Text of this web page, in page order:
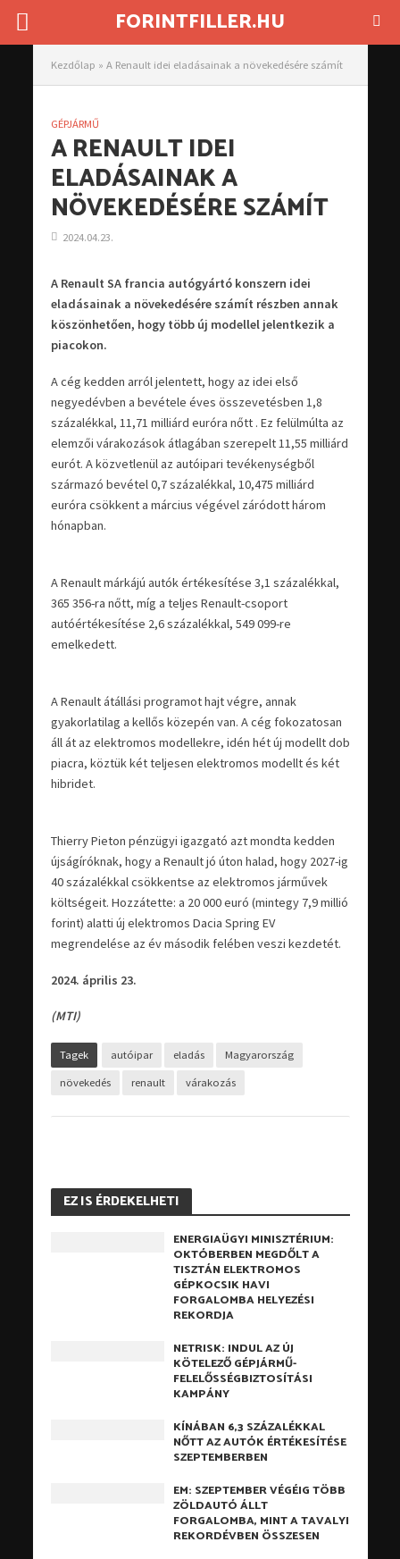
FORINTFILLER.HU
Kezdőlap » A Renault idei eladásainak a növekedésére számít
GÉPJÁRMŰ
A RENAULT IDEI
ELADÁSAINAK A
NÖVEKEDÉSÉRE SZÁMÍT
2024.04.23.
A Renault SA francia autógyártó konszern idei
eladásainak a növekedésére számít részben annak
köszönhetően, hogy több új modellel jelentkezik a
piacokon.
A cég kedden arról jelentett, hogy az idei első
negyedévben a bevétele éves összevetésben 1,8
százalékkal, 11,71 milliárd euróra nőtt . Ez felülmúlta az
elemzői várakozások átlagában szerepelt 11,55 milliárd
eurót. A közvetlenül az autóipari tevékenységből
származó bevétel 0,7 százalékkal, 10,475 milliárd
euróra csökkent a március végével záródott három
hónapban.
A Renault márkájú autók értékesítése 3,1 százalékkal,
365 356-ra nőtt, míg a teljes Renault-csoport
autóértékesítése 2,6 százalékkal, 549 099-re
emelkedett.
A Renault átállási programot hajt végre, annak
gyakorlatilag a kellős közepén van. A cég fokozatosan
áll át az elektromos modellekre, idén hét új modellt dob
piacra, köztük két teljesen elektromos modellt és két
hibridet.
Thierry Pieton pénzügyi igazgató azt mondta kedden
újságíróknak, hogy a Renault jó úton halad, hogy 2027-ig
40 százalékkal csökkentse az elektromos járművek
költségeit. Hozzátette: a 20 000 euró (mintegy 7,9 millió
forint) alatti új elektromos Dacia Spring EV
megrendelése az év második felében veszi kezdetét.
2024. április 23.
(MTI)
Tagek autóipar eladás Magyarország
növekedés renault várakozás
EZ IS ÉRDEKELHETI
ENERGIAÜGYI MINISZTÉRIUM:
OKTÓBERBEN MEGDŐLT A
TISZTÁN ELEKTROMOS
GÉPKOCSIK HAVI
FORGALOMBA HELYEZÉSI
REKORDJA
NETRISK: INDUL AZ ÚJ
KÖTELEZŐ GÉPJÁRMŰ-
FELELŐSSÉGBIZTOSÍTÁSI
KAMPÁNY
KÍNÁBAN 6,3 SZÁZALÉKKAL
NŐTT AZ AUTÓK ÉRTÉKESÍTÉSE
SZEPTEMBERBEN
EM: SZEPTEMBER VÉGÉIG TÖBB
ZÖLDAUTÓ ÁLLT
FORGALOMBA, MINT A TAVALYI
REKORDÉVBEN ÖSSZESEN